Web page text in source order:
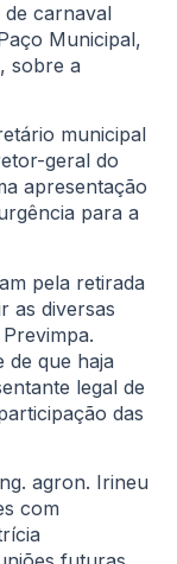
carnaval
Municipal,
sobre a
municipal
geral do
apresentação
para a
pela retirada
as diversas
de que haja
legal de
das
agron. Irineu
com